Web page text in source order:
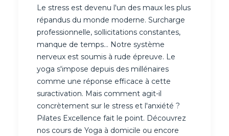
Le stress est devenu l'un des maux les plus
répandus du monde moderne. Surcharge
professionnelle, sollicitations constantes,
manque de temps... Notre système
nerveux est soumis à rude épreuve. Le
yoga s'impose depuis des millénaires
comme une réponse efficace à cette
suractivation. Mais comment agit-il
concrètement sur le stress et l'anxiété ?
Pilates Excellence fait le point. Découvrez
nos cours de Yoga à domicile ou encore